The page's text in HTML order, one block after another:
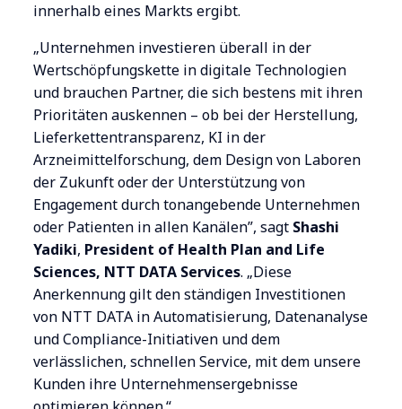
innerhalb eines Markts ergibt.
„Unternehmen investieren überall in der
Wertschöpfungskette in digitale Technologien
und brauchen Partner, die sich bestens mit ihren
Prioritäten auskennen – ob bei der Herstellung,
Lieferkettentransparenz, KI in der
Arzneimittelforschung, dem Design von Laboren
der Zukunft oder der Unterstützung von
Engagement durch tonangebende Unternehmen
oder Patienten in allen Kanälen”, sagt Shashi
Yadiki, President of Health Plan and Life
Sciences, NTT DATA Services. „Diese
Anerkennung gilt den ständigen Investitionen
von NTT DATA in Automatisierung, Datenanalyse
und Compliance-Initiativen und dem
verlässlichen, schnellen Service, mit dem unsere
Kunden ihre Unternehmensergebnisse